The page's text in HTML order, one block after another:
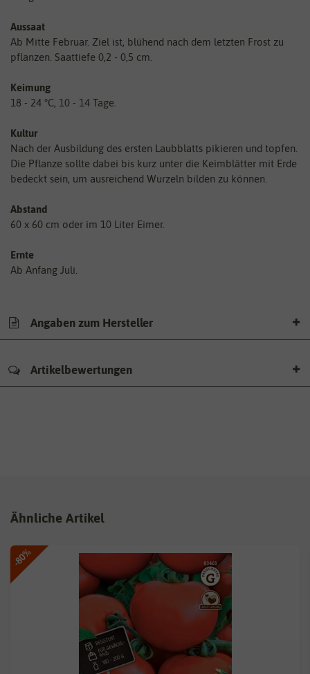
Aussaat
Ab Mitte Februar. Ziel ist, blühend nach dem letzten Frost zu
pflanzen. Saattiefe 0,2 - 0,5 cm.
Keimung
18 - 24 °C, 10 - 14 Tage.
Kultur
Nach der Ausbildung des ersten Laubblatts pikieren und topfen.
Die Pflanze sollte dabei bis kurz unter die Keimblätter mit Erde
bedeckt sein, um ausreichend Wurzeln bilden zu können.
Abstand
60 x 60 cm oder im 10 Liter Eimer.
Ernte
Ab Anfang Juli.
Angaben zum Hersteller
Artikelbewertungen
Ähnliche Artikel
-80%